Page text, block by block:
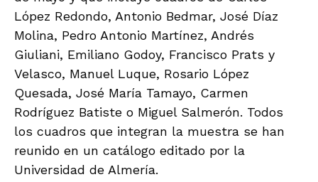
López Redondo, Antonio Bedmar, José Díaz
Molina, Pedro Antonio Martínez, Andrés
Giuliani, Emiliano Godoy, Francisco Prats y
Velasco, Manuel Luque, Rosario López
Quesada, José María Tamayo, Carmen
Rodríguez Batiste o Miguel Salmerón. Todos
los cuadros que integran la muestra se han
reunido en un catálogo editado por la
Universidad de Almería.